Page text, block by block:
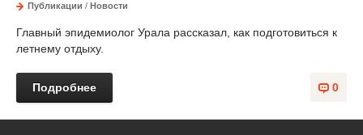
Публикации / Новости
Главный эпидемиолог Урала рассказал, как подготовиться к
летнему отдыху.
0
Подробнее